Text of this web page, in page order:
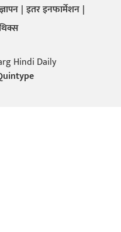
इतर इनफार्मेशन
Hindi Daily